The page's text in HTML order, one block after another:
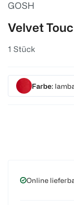
GOSH
Velvet
1 Stück
Farbe:
Online